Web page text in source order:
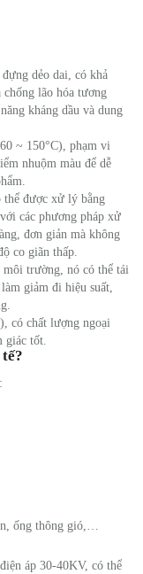
dẻo dai, có khả
lão hóa tương
kháng dầu và dung
~ 150°C), phạm vi
nhuộm màu để dễ
được xử lý bằng
các phương pháp xử
đơn giản mà không
co giãn thấp.
trường, nó có thể tái
giảm đi hiệu suất,
có chất lượng ngoại
giác tốt.
ống thông gió,…
áp 30-40KV, có thể